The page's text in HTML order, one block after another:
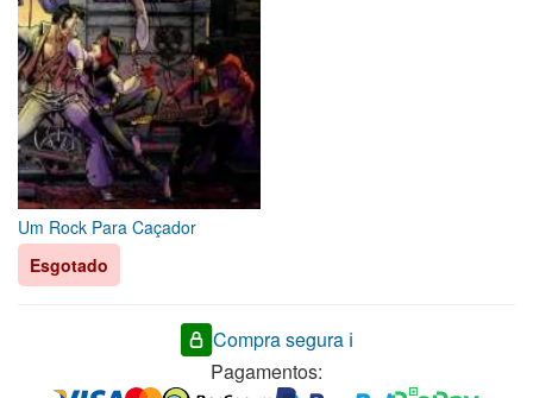
Um Rock Para Caçador
Esgotado
Compra segura ℹ️
Pagamentos: